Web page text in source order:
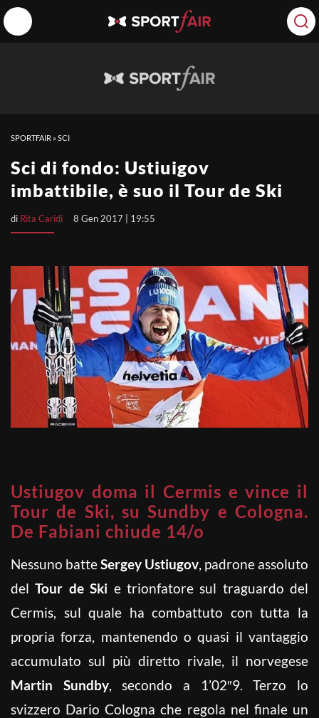
SPORTFAIR »SCI
Sci di fondo: Ustiuigov
imbattibile, è suo il Tour de Ski
di Rita Caridi 8 Gen 2017 | 19:55
Ustiugov doma il Cermis e vince il
Tour de Ski, su Sundby e Cologna.
De Fabiani chiude 14/o
Nessuno batteSergey Ustiugov, padrone assoluto
delTour de Ski e trionfatore sul traguardo del
Cermis, sul quale ha combattuto con tutta la
propria forza, mantenendo o quasi il vantaggio
accumulato sul più diretto rivale, il norvegese
Martin Sundby, secondo a 1’02″9. Terzo lo
svizzero Dario Cologna che regola nel finale un